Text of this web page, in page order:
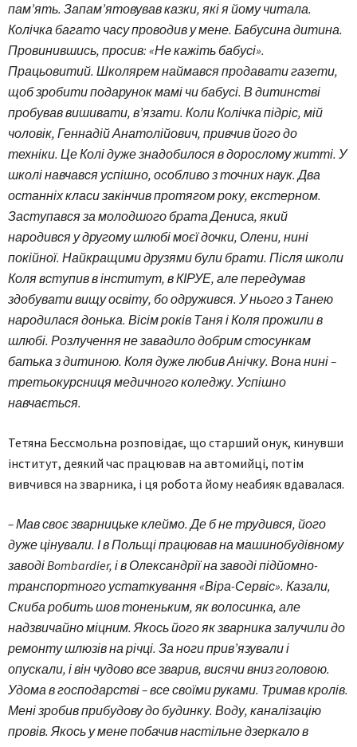
пам’ять. Запам’ятовував казки, які я йому читала.
Колічка багато часу проводив у мене. Бабусина дитина.
Провинившись, просив: «Не кажіть бабусі».
Працьовитий. Школярем наймався продавати газети,
щоб зробити подарунок мамі чи бабусі. В дитинстві
пробував вишивати, в’язати. Коли Колічка підріс, мій
чоловік, Геннадій Анатолійович, привчив його до
техніки. Це Колі дуже знадобилося в дорослому житті. У
школі навчався успішно, особливо з точних наук. Два
останніх класи закінчив протягом року, екстерном.
Заступався за молодшого брата Дениса, який
народився у другому шлюбі моєї дочки, Олени, нині
покійної. Найкращими друзями були брати. Після школи
Коля вступив в інститут, в КІРУЕ, але передумав
здобувати вищу освіту, бо одружився. У нього з Танею
народилася донька. Вісім років Таня і Коля прожили в
шлюбі. Розлучення не завадило добрим стосункам
батька з дитиною. Коля дуже любив Анічку. Вона нині –
третьокурсниця медичного коледжу. Успішно
навчається.
Тетяна Бессмольна розповідає, що старший онук, кинувши
інститут, деякий час працював на автомийці, потім
вивчився на зварника, і ця робота йому неабияк вдавалася.
– Мав своє зварницьке клеймо. Де б не трудився, його
дуже цінували. І в Польщі працював на машинобудівному
заводі Bombardier, і в Олександрії на заводі підйомно-
транспортного устаткування «Віра-Сервіс». Казали,
Скиба робить шов тоненьким, як волосинка, але
надзвичайно міцним. Якось його як зварника залучили до
ремонту шлюзів на річці. За ноги прив’язували і
опускали, і він чудово все зварив, висячи вниз головою.
Удома в господарстві – все своїми руками. Тримав кролів.
Мені зробив прибудову до будинку. Воду, каналізацію
провів. Якось у мене побачив настільне дзеркало в